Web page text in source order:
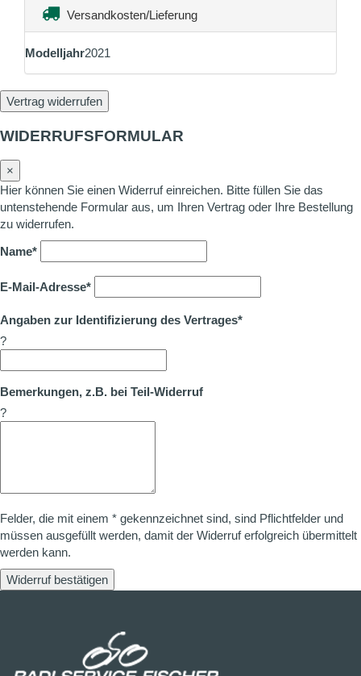
Versandkosten/Lieferung
Modelljahr2021
Vertrag widerrufen
WIDERRUFSFORMULAR
×
Hier können Sie einen Widerruf einreichen. Bitte füllen Sie das
untenstehende Formular aus, um Ihren Vertrag oder Ihre Bestellung
zu widerrufen.
Name*
E-Mail-Adresse*
Angaben zur Identifizierung des Vertrages*
?
Bemerkungen, z.B. bei Teil-Widerruf
?
Felder, die mit einem * gekennzeichnet sind, sind Pflichtfelder und
müssen ausgefüllt werden, damit der Widerruf erfolgreich übermittelt
werden kann.
Widerruf bestätigen